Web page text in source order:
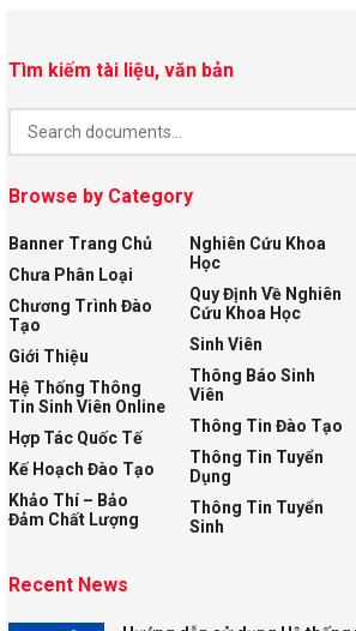
Tìm kiếm tài liệu, văn bản
Browse by Category
Banner Trang Chủ
Chưa Phân Loại
Chương Trình Đào
Tạo
Giới Thiệu
Hệ Thống Thông
Tin Sinh Viên Online
Hợp Tác Quốc Tế
Kế Hoạch Đào Tạo
Khảo Thí – Bảo
Đảm Chất Lượng
Nghiên Cứu Khoa
Học
Quy Định Về Nghiên
Cứu Khoa Học
Sinh Viên
Thông Báo Sinh
Viên
Thông Tin Đào Tạo
Thông Tin Tuyển
Dụng
Thông Tin Tuyển
Sinh
Recent News